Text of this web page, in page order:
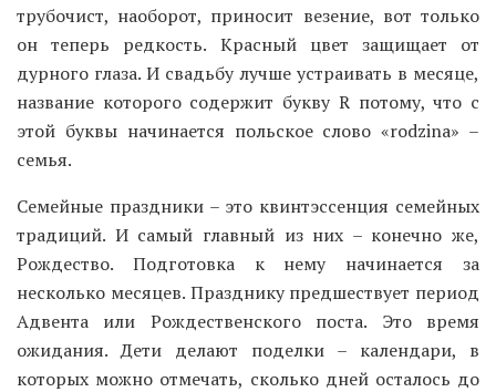
трубочист, наоборот, приносит везение, вот только
он теперь редкость. Красный цвет защищает от
дурного глаза. И свадьбу лучше устраивать в месяце,
название которого содержит букву R потому, что с
этой буквы начинается польское слово «rodzina» –
семья.
Семейные праздники – это квинтэссенция семейных
традиций. И самый главный из них – конечно же,
Рождество. Подготовка к нему начинается за
несколько месяцев. Празднику предшествует период
Адвента или Рождественского поста. Это время
ожидания. Дети делают поделки – календари, в
которых можно отмечать, сколько дней осталось до